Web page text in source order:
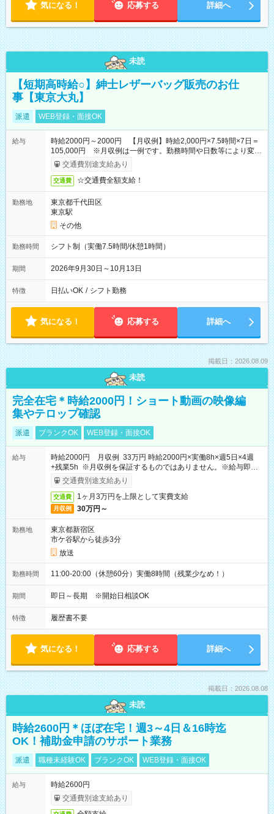
気になる！ 応募する 詳細へ
未読
【短期高時給○】紳士レザーバッグ販売のお仕
事【東京大丸】
派遣 WEB登録・面接OK
給与
時給2000円～2000円 【月収例】時給2,000円×7.5時間×7日＝
105,000円 ※月収例は一例です。勤務時間や日数等により変動
いたします。
交通費別途支給あり
交通費 ☆交通費全額支給！
勤務地
東京都千代田区
東京駅
その他
勤務時間 シフト制（実働7.5時間/休憩1時間）
期間 2026年9月30日～10月13日
特徴 日払いOK / シフト勤務
気になる！ 応募する 詳細へ
掲載日：2026.08.09
未読
完全在宅＊時給2000円！ショート動画の映像編
集やテロップ確認
派遣 ブランクOK WEB登録・面接OK
給与
時給2000円 月収例 33万円 時給2000円×実働8h×週5日×4週
+残業5h ※月収例を保証するものではありません。※給与即受
取りサービス利用可（利用条件有）
交通費別途支給あり
交通費 1ヶ月3万円を上限として実費支給
月収例 30万円～
勤務地
東京都新宿区
市ケ谷駅から徒歩3分
放送
勤務時間 11:00-20:00（休憩60分）実働8時間（残業少なめ！）
期間 即日～長期 ※開始日相談OK
特徴 履歴書不要
気になる！ 応募する 詳細へ
掲載日：2026.08.08
未読
時給2600円＊ほぼ在宅！週3～4日＆16時迄
OK！補助金申請のサポート業務
派遣 職種未経験OK ブランクOK WEB登録・面接OK
給与
時給2600円
交通費別途支給あり